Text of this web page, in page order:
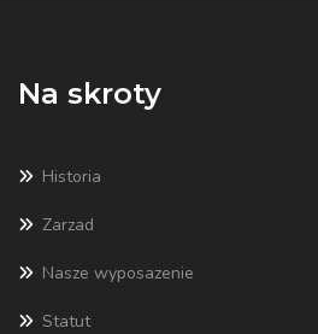
Na skroty
Historia
Zarzad
Nasze wyposazenie
Statut